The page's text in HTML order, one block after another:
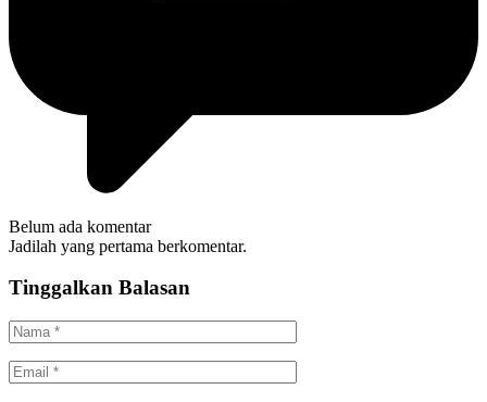
Belum ada komentar
Jadilah yang pertama berkomentar.
Tinggalkan Balasan